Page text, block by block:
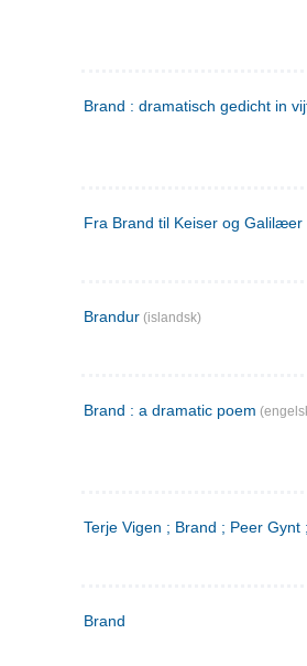
Brand : dramatisch gedicht in
Fra Brand til Keiser og Galilæer
Brandur (islandsk)
Brand : a dramatic poem
Terje Vigen ; Brand ; Peer Gynt
Brand